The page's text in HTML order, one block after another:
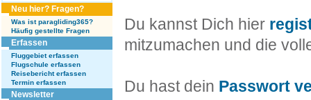
Neu hier? Fragen?
Was ist paragliding365?
Häufig gestellte Fragen
Erfassen
Fluggebiet erfassen
Flugschule erfassen
Reisebericht erfassen
Termin erfassen
Newsletter
Du kannst Dich hier
mitzumachen und die
Du hast dein Passwort